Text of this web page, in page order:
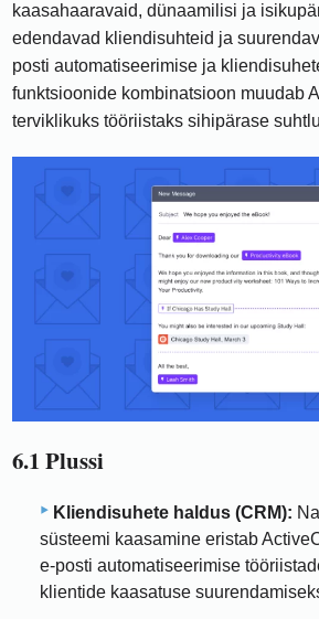
kaasahaaravaid, dünaamilisi ja
edendavad kliendisuhteid ja
posti automatiseerimise ja
funktsioonide kombinatsioon muudab
terviklikuks tööriistaks sihipärase
6.1 Plussi
Kliendisuhete haldus (CRM):
süsteemi kaasamine eristab
e-posti automatiseerimise
klientide kaasatuse